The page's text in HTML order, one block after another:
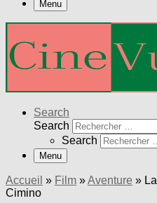
Menu
Search
Search
Search
Menu
Accueil » Film »Aventure »
Cimino